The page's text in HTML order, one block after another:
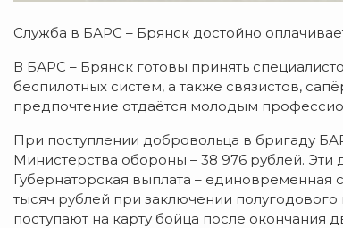
Служба в БАРС – Брянск достойно
В БАРС – Брянск готовы принять
беспилотных систем, а также связистов,
предпочтение отдаётся молодым
При поступлении добровольца в бригаду
Министерства обороны – 38 976 рублей.
Губернаторская выплата – единовременная
тысяч рублей при заключении полугодового
поступают на карту бойца после окончания